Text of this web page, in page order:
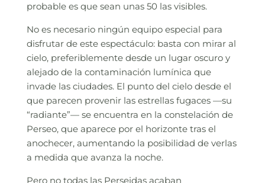
probable es que sean unas 50 las visibles.
No es necesario ningún equipo especial para
disfrutar de este espectáculo: basta con mirar al
cielo, preferiblemente desde un lugar oscuro y
alejado de la contaminación lumínica que
invade las ciudades. El punto del cielo desde el
que parecen provenir las estrellas fugaces —su
“radiante”— se encuentra en la constelación de
Perseo, que aparece por el horizonte tras el
anochecer, aumentando la posibilidad de verlas
a medida que avanza la noche.
Pero no todas las Perseidas acaban